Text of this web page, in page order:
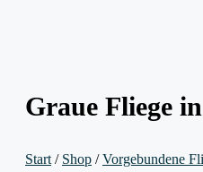
Graue Fliege
Start / Shop /Vorgebundene